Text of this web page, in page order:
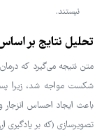
نیستند.
تحلیل نتایج بر
متن نتیجه می‌گیرد که درمان
شکست مواجه شد، زیرا
باعث ایجاد احساس انزجار
تصویرسازی (که بر یادگیری